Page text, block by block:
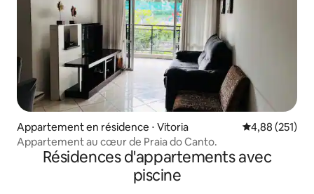
Appartement en résidence ⋅ Vitoria Évaluation
4,88 (251)
Appartement au cœur de Praia do Canto.
Résidences d'appartements avec
piscine